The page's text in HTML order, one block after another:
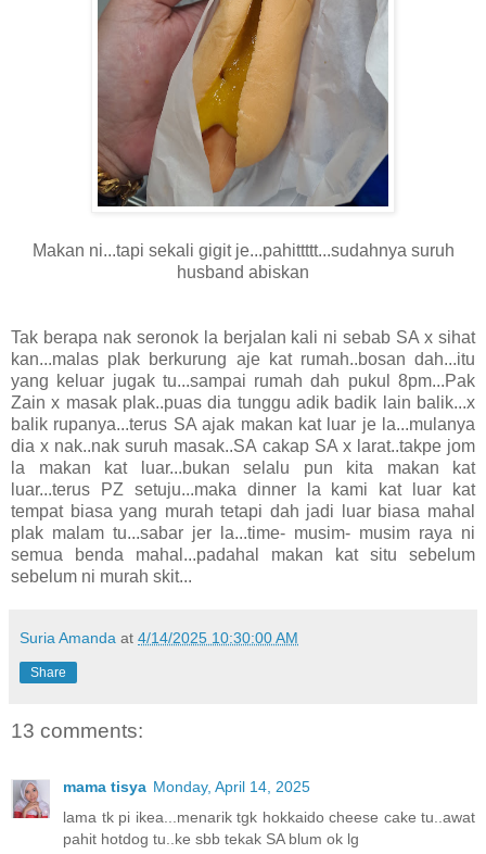
Makan ni...tapi sekali gigit je...pahittttt...sudahnya suruh
husband abiskan
Tak berapa nak seronok la berjalan kali ni sebab SA x sihat
kan...malas plak berkurung aje kat rumah..bosan dah...itu
yang keluar jugak tu...sampai rumah dah pukul 8pm...Pak
Zain x masak plak..puas dia tunggu adik badik lain balik...x
balik rupanya...terus SA ajak makan kat luar je la...mulanya
dia x nak..nak suruh masak..SA cakap SA x larat..takpe jom
la makan kat luar...bukan selalu pun kita makan kat
luar...terus PZ setuju...maka dinner la kami kat luar kat
tempat biasa yang murah tetapi dah jadi luar biasa mahal
plak malam tu...sabar jer la...time- musim- musim raya ni
semua benda mahal...padahal makan kat situ sebelum
sebelum ni murah skit...
Suria Amanda at 4/14/2025 10:30:00 AM
Share
13 comments:
mama tisya Monday, April 14, 2025
lama tk pi ikea...menarik tgk hokkaido cheese cake tu..awat
pahit hotdog tu..ke sbb tekak SA blum ok lg